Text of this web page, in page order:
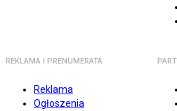
REKLAMA I PRENUMERATA
Reklama
Ogłoszenia